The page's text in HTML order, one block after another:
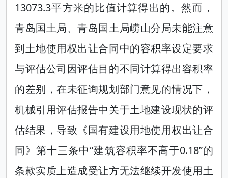
13073.3平方米的比值计算得出的。然而，
青岛国土局、青岛国土局崂山分局未能注意
到土地使用权出让合同中的容积率设定要求
与评估公司因评估目的不同计算得出容积率
的差别，在未征询规划部门意见的情况下，
机械引用评估报告中关于土地建设现状的评
估结果，导致《国有建设用地使用权出让合
同》第十三条中“建筑容积率不高于0.18”的
条款实质上造成受让方无法继续开发使用土